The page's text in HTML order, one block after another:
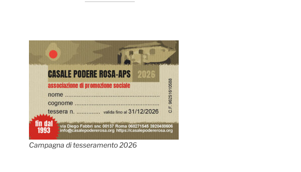
Campagna di tesseramento 2026